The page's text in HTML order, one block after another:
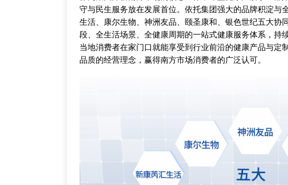
守与民生服务放在发展首位。依托集团强大的品牌积淀与
生活、康尔生物、神洲友品、颐圣康和、银色世纪五大协
段、全生活场景、全健康周期的一站式健康服务体系，持
当地消费者在家门口就能享受到行业前沿的健康产品与定
品质的经营理念，赢得南方市场消费者的广泛认可。